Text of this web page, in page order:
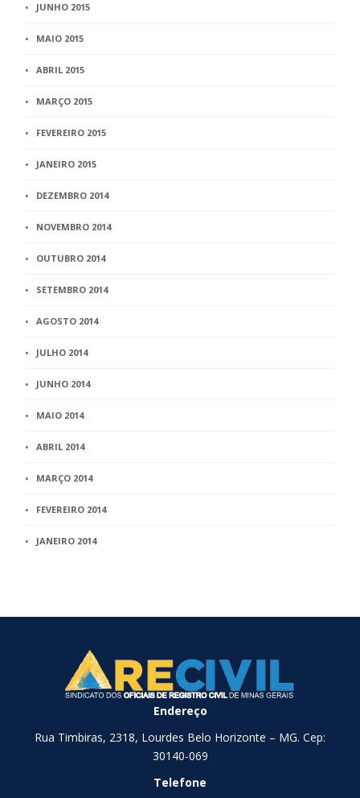
JUNHO 2015
MAIO 2015
ABRIL 2015
MARÇO 2015
FEVEREIRO 2015
JANEIRO 2015
DEZEMBRO 2014
NOVEMBRO 2014
OUTUBRO 2014
SETEMBRO 2014
AGOSTO 2014
JULHO 2014
JUNHO 2014
MAIO 2014
ABRIL 2014
MARÇO 2014
FEVEREIRO 2014
JANEIRO 2014
Endereço
Rua Timbiras, 2318, Lourdes Belo Horizonte – MG. Cep:
30140-069
Telefone